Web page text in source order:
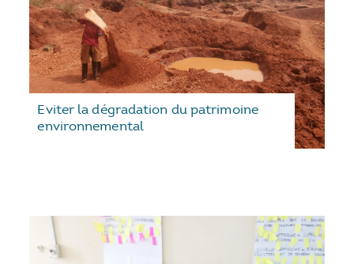
Eviter la dégradation du patrimoine
environnemental